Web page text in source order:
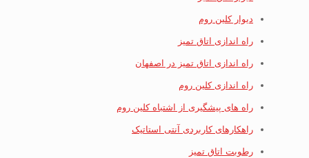
دیوار کلین روم
راه اندازی اتاق تمیز
راه اندازی اتاق تمیز در اصفهان
راه اندازی کلین روم
راه های پیشگیری از اشتباه کلین روم
راهکارهای کاربردی آنتی استاتیک
رطوبت اتاق تمیز